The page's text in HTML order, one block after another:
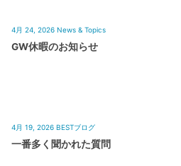
4月 24, 2026 News & Topics
GW休暇のお知らせ
4月 19, 2026 BESTブログ
一番多く聞かれた質問